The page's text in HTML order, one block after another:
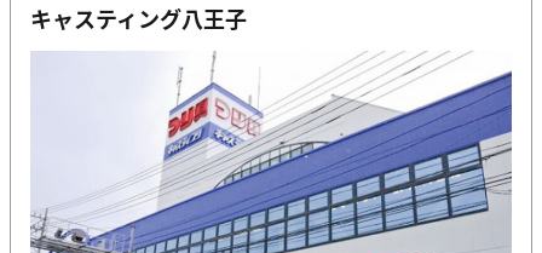
キャスティング八王子